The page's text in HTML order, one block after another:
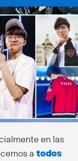
en las
a todos